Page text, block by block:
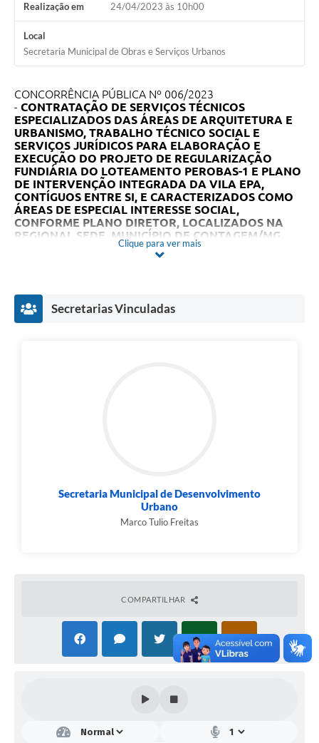
Realização em 24/04/2023 às 10h00
Local
Secretaria Municipal de Obras e Serviços Urbanos
CONCORRÊNCIA PÚBLICA Nº 006/2023
- CONTRATAÇÃO DE SERVIÇOS TÉCNICOS
ESPECIALIZADOS DAS ÁREAS DE ARQUITETURA E
URBANISMO, TRABALHO TÉCNICO SOCIAL E
SERVIÇOS JURÍDICOS PARA ELABORAÇÃO E
EXECUÇÃO DO PROJETO DE REGULARIZAÇÃO
FUNDIÁRIA DO LOTEAMENTO PEROBAS-1 E PLANO
DE INTERVENÇÃO INTEGRADA DA VILA EPA,
CONTÍGUOS ENTRE SI, E CARACTERIZADOS COMO
ÁREAS DE ESPECIAL INTERESSE SOCIAL,
CONFORME PLANO DIRETOR, LOCALIZADOS NA
REGIONAL SEDE, MUNICÍPIO DE CONTAGEM/MG.
Clique para ver mais
Secretarias Vinculadas
Secretaria Municipal de Desenvolvimento
Urbano
Marco Tulio Freitas
COMPARTILHAR